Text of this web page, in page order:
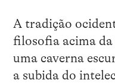
A tradição
filosofia acima
uma caverna
a subida do